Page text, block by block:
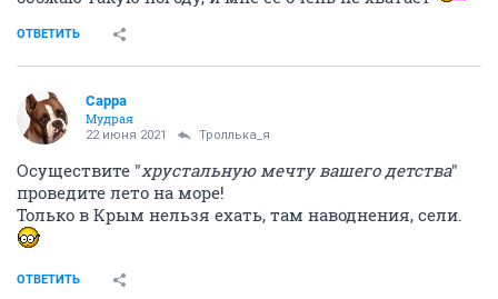
ОТВЕТИТЬ
Сарра
Мудрая
22 июня 2021 Троллька_я
Осуществите "хрустальную мечту вашего детства"
проведите лето на море!
Только в Крым нельзя ехать, там наводнения, сели.
ОТВЕТИТЬ